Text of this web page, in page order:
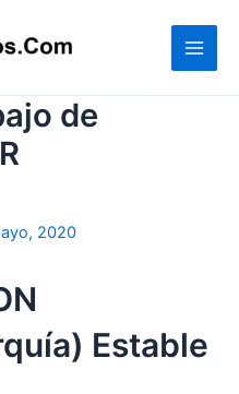
de
2020
Estable